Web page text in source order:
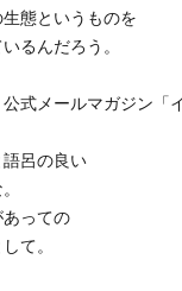
態というものを
るんだろう。
公式メールマガジン「
呂の良い
っての
て。